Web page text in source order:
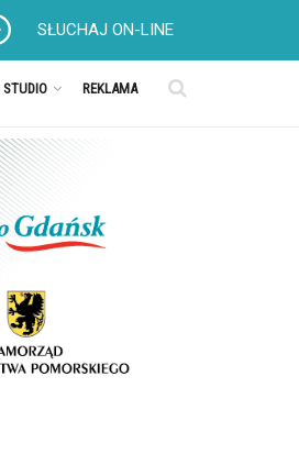
SŁUCHAJ ON-LINE
STUDIO REKLAMA